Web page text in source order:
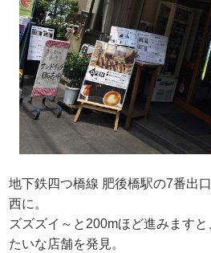
地下鉄四つ橋線 肥後橋駅の7番出
西に。
ズズズイ～と200mほど進みます
たいな店舗を発見。